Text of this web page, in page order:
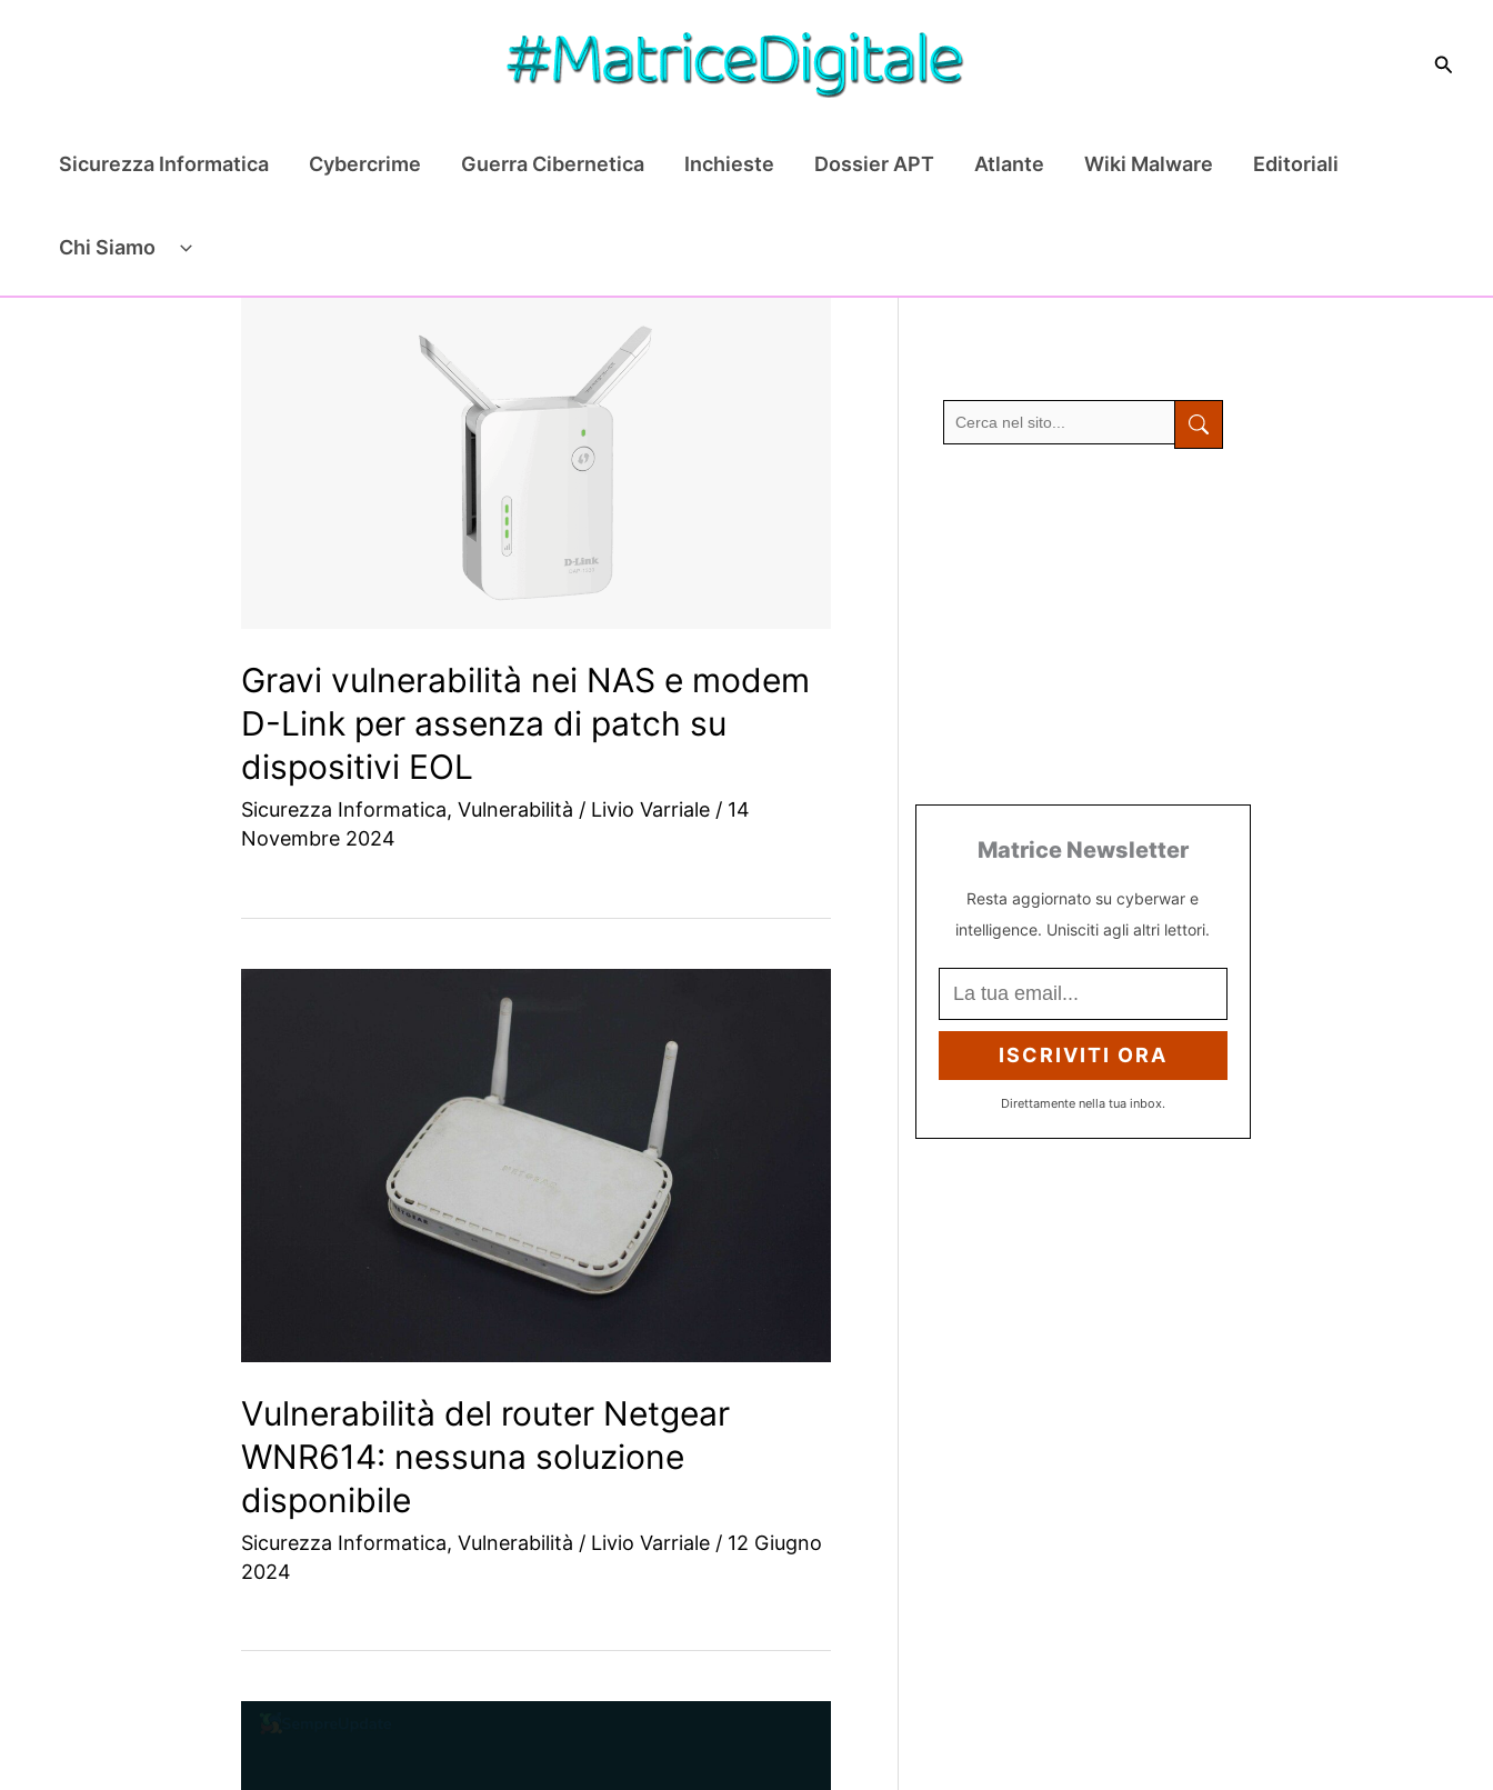
Cerca
Sicurezza Informatica Cybercrime Guerra Cibernetica Inchieste Dossier APT Atlante Wiki Malware Editoriali
Chi Siamo
Gravi vulnerabilità nei NAS e modem
D-Link per assenza di patch su
dispositivi EOL
Sicurezza Informatica, Vulnerabilità / Livio Varriale / 14
Novembre 2024
Vulnerabilità del router Netgear
WNR614: nessuna soluzione
disponibile
Sicurezza Informatica, Vulnerabilità / Livio Varriale / 12 Giugno
2024
Matrice Newsletter
Resta aggiornato su cyberwar e
intelligence. Unisciti agli altri lettori.
ISCRIVITI ORA
Direttamente nella tua inbox.